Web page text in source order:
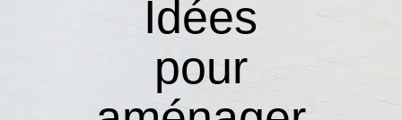
Idées
pour